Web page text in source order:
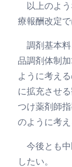
以上のよう
療報酬改定
調剤基本料
品調剤体制
ように考え
に拡充させ
つけ薬剤師
のように考え
今後とも中
したい。